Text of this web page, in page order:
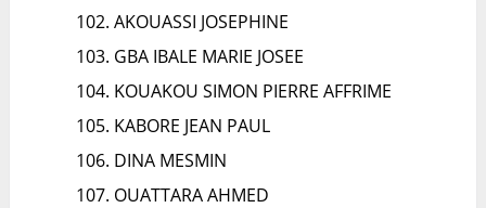
AKOUASSI JOSEPHINE
GBA IBALE MARIE JOSEE
KOUAKOU SIMON PIERRE AFFRIME
KABORE JEAN PAUL
DINA MESMIN
OUATTARA AHMED